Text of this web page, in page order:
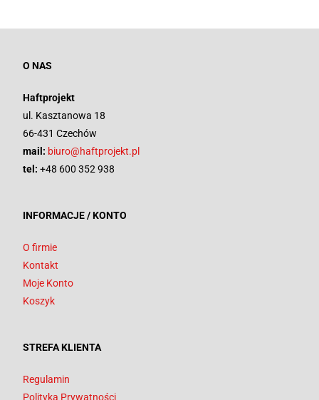
O NAS
Haftprojekt
ul. Kasztanowa 18
66-431 Czechów
mail: biuro@haftprojekt.pl
tel: +48 600 352 938
INFORMACJE / KONTO
O firmie
Kontakt
Moje Konto
Koszyk
STREFA KLIENTA
Regulamin
Polityka Prywatności